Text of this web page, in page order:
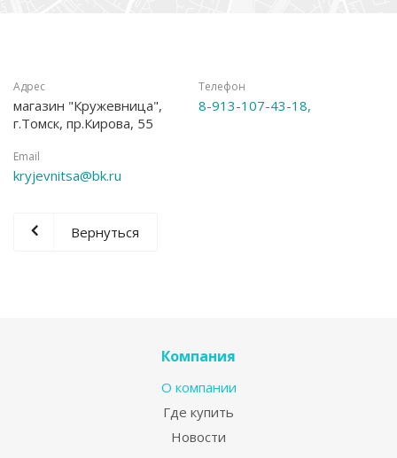
Адрес
магазин "Кружевница",
г.Томск, пр.Кирова, 55
Телефон
8-913-107-43-18,
Email
kryjevnitsa@bk.ru
Вернуться
Компания
О компании
Где купить
Новости